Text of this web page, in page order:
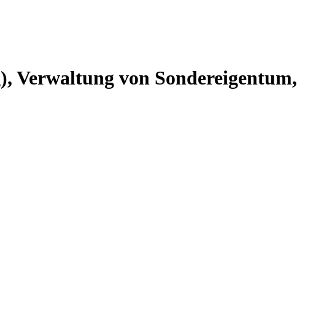
Verwaltung von Sondereigentum,